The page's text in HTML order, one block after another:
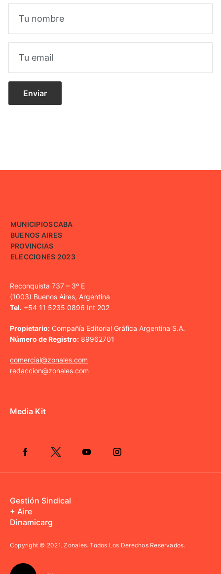
MUNICIPIOSCABA
BUENOS AIRES
PROVINCIAS
ELECCIONES 2023
Reconquista 737 – 3º E
(1003) Buenos Aires, Argentina
Tel. +54 11 5235 0896 Int 202
Propietario: Compañía Editorial Gráfica Argentina S.A.
Número de Registro: 89962701
comercial@zonales.com
redaccion@zonales.com
Media Kit
Gestión Sindical
+ Aire
Dinamicarg
Copyright © 2021.Zonales. Todos Los Derechos Reservados.